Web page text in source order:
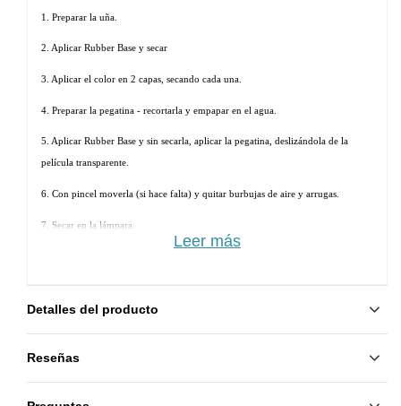
1. Preparar la uña.
2. Aplicar Rubber Base y secar
3. Aplicar el color en 2 capas, secando cada una.
4. Preparar la pegatina - recortarla y empapar en el agua.
5. Aplicar Rubber Base y sin secarla, aplicar la pegatina, deslizándola de la
película transparente.
6. Con pincel moverla (si hace falta) y quitar burbujas de aire y arrugas.
7. Secar en la lámpara.
Leer más
Detalles del producto
Reseñas